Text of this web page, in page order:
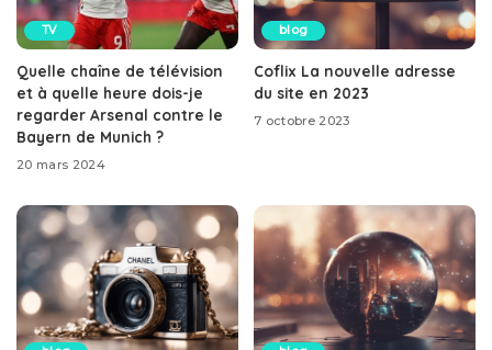
TV
Quelle chaîne de télévision
et à quelle heure dois-je
regarder Arsenal contre le
Bayern de Munich ?
20 mars 2024
blog
Coflix La nouvelle adresse
du site en 2023
7 octobre 2023